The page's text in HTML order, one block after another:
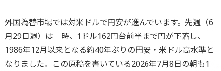
外国為替市場では対米ドルで円安が進んでいます。先週（6
月29日週）は一時、1ドル162円台前半まで円が下落し、
1986年12月以来となる約40年ぶりの円安・米ドル高水準と
なりました。この原稿を書いている2026年7月8日の朝も1